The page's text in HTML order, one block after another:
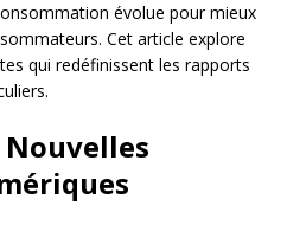
évolue pour mieux
Cet article explore
qui redéfinissent les rapports
Nouvelles